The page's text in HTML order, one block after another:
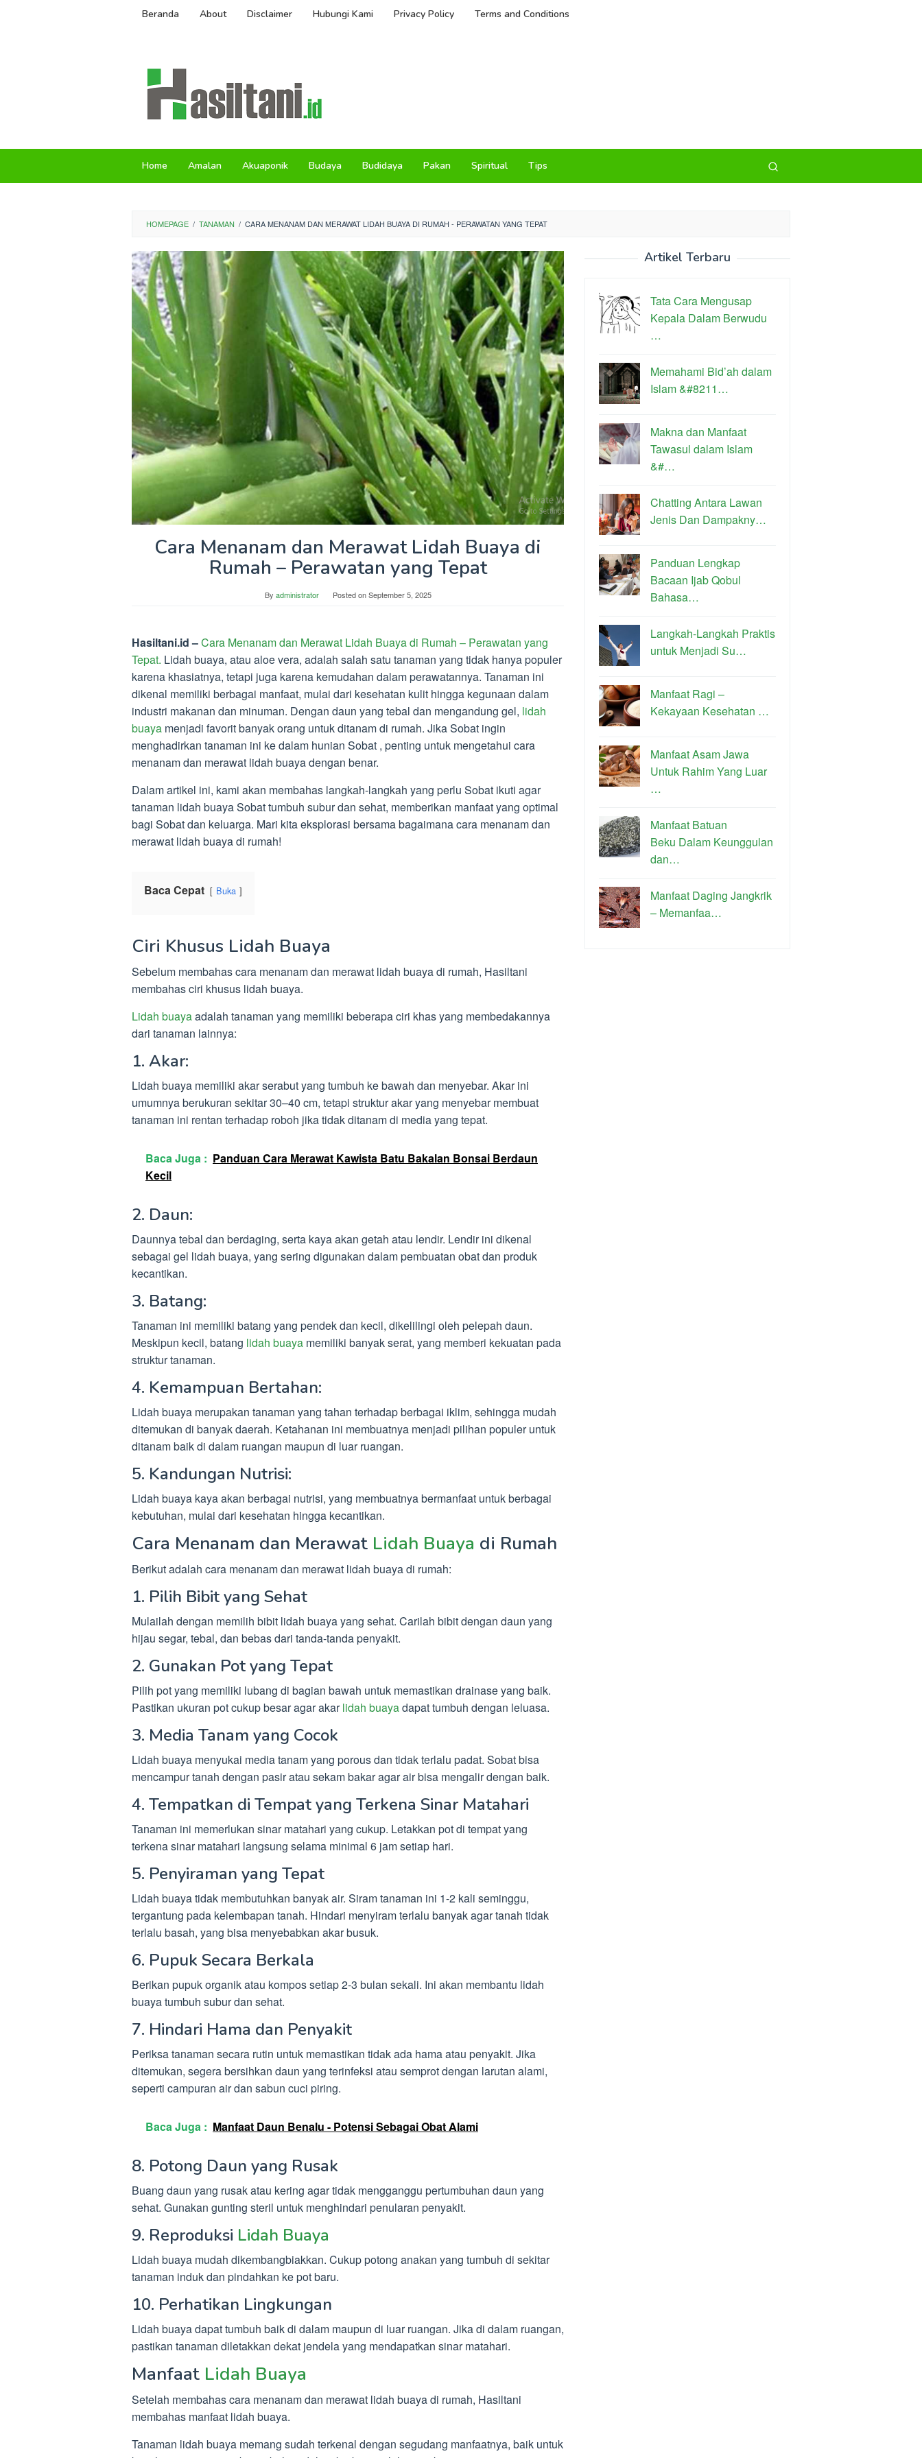
Beranda About Disclaimer Hubungi Kami Privacy Policy Terms and Conditions
Home Amalan Akuaponik Budaya Budidaya Pakan Spiritual Tips
HOMEPAGE / TANAMAN / CARA MENANAM DAN MERAWAT LIDAH BUAYA DI RUMAH - PERAWATAN YANG TEPAT
Cara Menanam dan Merawat Lidah Buaya di
Rumah – Perawatan yang Tepat
By administrator Posted onSeptember 5, 2025
Hasiltani.id –Cara Menanam dan Merawat Lidah Buaya di Rumah – Perawatan yang
Tepat. Lidah buaya, atau aloe vera, adalah salah satu tanaman yang tidak hanya populer
karena khasiatnya, tetapi juga karena kemudahan dalam perawatannya. Tanaman ini
dikenal memiliki berbagai manfaat, mulai dari kesehatan kulit hingga kegunaan dalam
industri makanan dan minuman. Dengan daun yang tebal dan mengandung gel, lidah
buaya menjadi favorit banyak orang untuk ditanam di rumah. Jika Sobat ingin
menghadirkan tanaman ini ke dalam hunian Sobat , penting untuk mengetahui cara
menanam dan merawat lidah buaya dengan benar.
Dalam artikel ini, kami akan membahas langkah-langkah yang perlu Sobat ikuti agar
tanaman lidah buaya Sobat tumbuh subur dan sehat, memberikan manfaat yang optimal
bagi Sobat dan keluarga. Mari kita eksplorasi bersama bagaimana cara menanam dan
merawat lidah buaya di rumah!
Baca Cepat Buka
Ciri Khusus Lidah Buaya
Sebelum membahas cara menanam dan merawat lidah buaya di rumah, Hasiltani
membahas ciri khusus lidah buaya.
Lidah buayaadalah tanaman yang memiliki beberapa ciri khas yang membedakannya
dari tanaman lainnya:
1. Akar:
Lidah buaya memiliki akar serabut yang tumbuh ke bawah dan menyebar. Akar ini
umumnya berukuran sekitar 30–40 cm, tetapi struktur akar yang menyebar membuat
tanaman ini rentan terhadap roboh jika tidak ditanam di media yang tepat.
Baca Juga : Panduan Cara Merawat Kawista Batu Bakalan Bonsai Berdaun
Kecil
2. Daun:
Daunnya tebal dan berdaging, serta kaya akan getah atau lendir. Lendir ini dikenal
sebagai gel lidah buaya, yang sering digunakan dalam pembuatan obat dan produk
kecantikan.
3. Batang:
Tanaman ini memiliki batang yang pendek dan kecil, dikelilingi oleh pelepah daun.
Meskipun kecil, batang lidah buaya memiliki banyak serat, yang memberi kekuatan pada
struktur tanaman.
4. Kemampuan Bertahan:
Lidah buaya merupakan tanaman yang tahan terhadap berbagai iklim, sehingga mudah
ditemukan di banyak daerah. Ketahanan ini membuatnya menjadi pilihan populer untuk
ditanam baik di dalam ruangan maupun di luar ruangan.
5. Kandungan Nutrisi:
Lidah buaya kaya akan berbagai nutrisi, yang membuatnya bermanfaat untuk berbagai
kebutuhan, mulai dari kesehatan hingga kecantikan.
Cara Menanam dan Merawat Lidah Buaya di Rumah
Berikut adalah cara menanam dan merawat lidah buaya di rumah:
1. Pilih Bibit yang Sehat
Mulailah dengan memilih bibit lidah buaya yang sehat. Carilah bibit dengan daun yang
hijau segar, tebal, dan bebas dari tanda-tanda penyakit.
2. Gunakan Pot yang Tepat
Pilih pot yang memiliki lubang di bagian bawah untuk memastikan drainase yang baik.
Pastikan ukuran pot cukup besar agar akarlidah buayadapat tumbuh dengan leluasa.
3. Media Tanam yang Cocok
Lidah buaya menyukai media tanam yang porous dan tidak terlalu padat. Sobat bisa
mencampur tanah dengan pasir atau sekam bakar agar air bisa mengalir dengan baik.
4. Tempatkan di Tempat yang Terkena Sinar Matahari
Tanaman ini memerlukan sinar matahari yang cukup. Letakkan pot di tempat yang
terkena sinar matahari langsung selama minimal 6 jam setiap hari.
5. Penyiraman yang Tepat
Lidah buaya tidak membutuhkan banyak air. Siram tanaman ini 1-2 kali seminggu,
tergantung pada kelembapan tanah. Hindari menyiram terlalu banyak agar tanah tidak
terlalu basah, yang bisa menyebabkan akar busuk.
6. Pupuk Secara Berkala
Berikan pupuk organik atau kompos setiap 2-3 bulan sekali. Ini akan membantu lidah
buaya tumbuh subur dan sehat.
7. Hindari Hama dan Penyakit
Periksa tanaman secara rutin untuk memastikan tidak ada hama atau penyakit. Jika
ditemukan, segera bersihkan daun yang terinfeksi atau semprot dengan larutan alami,
seperti campuran air dan sabun cuci piring.
Baca Juga : Manfaat Daun Benalu - Potensi Sebagai Obat Alami
8. Potong Daun yang Rusak
Buang daun yang rusak atau kering agar tidak mengganggu pertumbuhan daun yang
sehat. Gunakan gunting steril untuk menghindari penularan penyakit.
9. Reproduksi Lidah Buaya
Lidah buaya mudah dikembangbiakkan. Cukup potong anakan yang tumbuh di sekitar
tanaman induk dan pindahkan ke pot baru.
10. Perhatikan Lingkungan
Lidah buaya dapat tumbuh baik di dalam maupun di luar ruangan. Jika di dalam ruangan,
pastikan tanaman diletakkan dekat jendela yang mendapatkan sinar matahari.
Manfaat Lidah Buaya
Setelah membahas cara menanam dan merawat lidah buaya di rumah, Hasiltani
membahas manfaat lidah buaya.
Tanaman lidah buaya memang sudah terkenal dengan segudang manfaatnya, baik untuk
Artikel Terbaru
Tata Cara Mengusap
Kepala Dalam Berwudu
…
Memahami Bid’ah dalam
Islam &#8211…
Makna dan Manfaat
Tawasul dalam Islam
&#…
Chatting Antara Lawan
Jenis Dan Dampakny…
Panduan Lengkap
Bacaan Ijab Qobul
Bahasa…
Langkah-Langkah Praktis
untuk Menjadi Su…
Manfaat Ragi –
Kekayaan Kesehatan …
Manfaat Asam Jawa
Untuk Rahim Yang Luar
…
Manfaat Batuan
Beku Dalam Keunggulan
dan…
Manfaat Daging Jangkrik
– Memanfaa…